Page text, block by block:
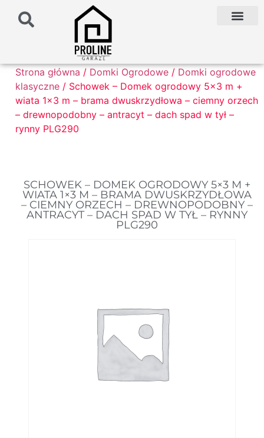
Strona główna / Domki Ogrodowe / Domki ogrodowe
klasyczne / Schowek – Domek ogrodowy 5×3 m +
wiata 1×3 m – brama dwuskrzydłowa – ciemny orzech
– drewnopodobny – antracyt – dach spad w tył –
rynny PLG290
SCHOWEK – DOMEK OGRODOWY 5×3 M +
WIATA 1×3 M – BRAMA DWUSKRZYDŁOWA
– CIEMNY ORZECH – DREWNOPODOBNY –
ANTRACYT – DACH SPAD W TYŁ – RYNNY
PLG290